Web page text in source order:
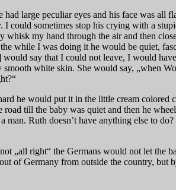
large peculiar eyes and his face was all
could sometimes stop his crying with a
whisk my hand through the air and then
while I was doing it he would be quiet,
say that I could not leave, I would
white skin. She would say, „when
he would put it in the little cream colored
till the baby was quiet and then he
Ruth doesn’t have anything else to
„all right“ the Germans would not let the
of Germany from outside the country, but